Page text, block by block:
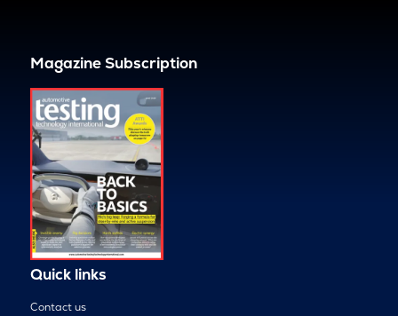
Magazine Subscription
Quick links
Contact us